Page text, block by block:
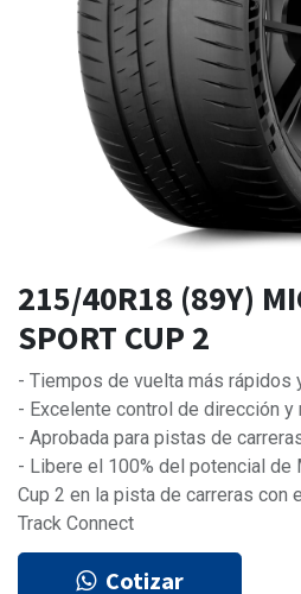
215/40R18 (89Y)
SPORT CUP 2
- Tiempos de vuelta más
- Excelente control de dirección y
- Aprobada para pistas de
- Libere el 100% del potencial
Cup 2 en la pista de carreras
Track Connect
Cotizar